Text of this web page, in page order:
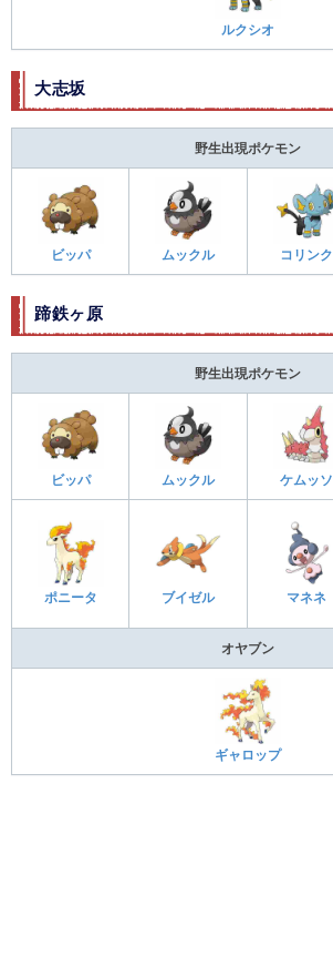
ルクシオ
大志坂
野生出現ポケモン
ビッパ ムックル コリンク
蹄鉄ヶ原
野生出現ポケモン
ビッパ ムックル ケムッソ
ポニータ ブイゼル マネネ
オヤブン
ギャロップ